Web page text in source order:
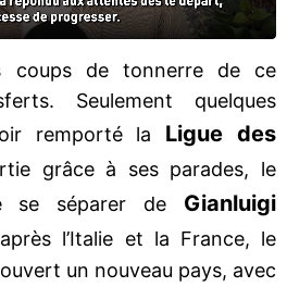
coups de tonnerre de ce
Seulement quelques
remporté la Ligue des
grâce à ses parades, le
se séparer de Gianluigi
l’Italie et la France, le
un nouveau pays, avec